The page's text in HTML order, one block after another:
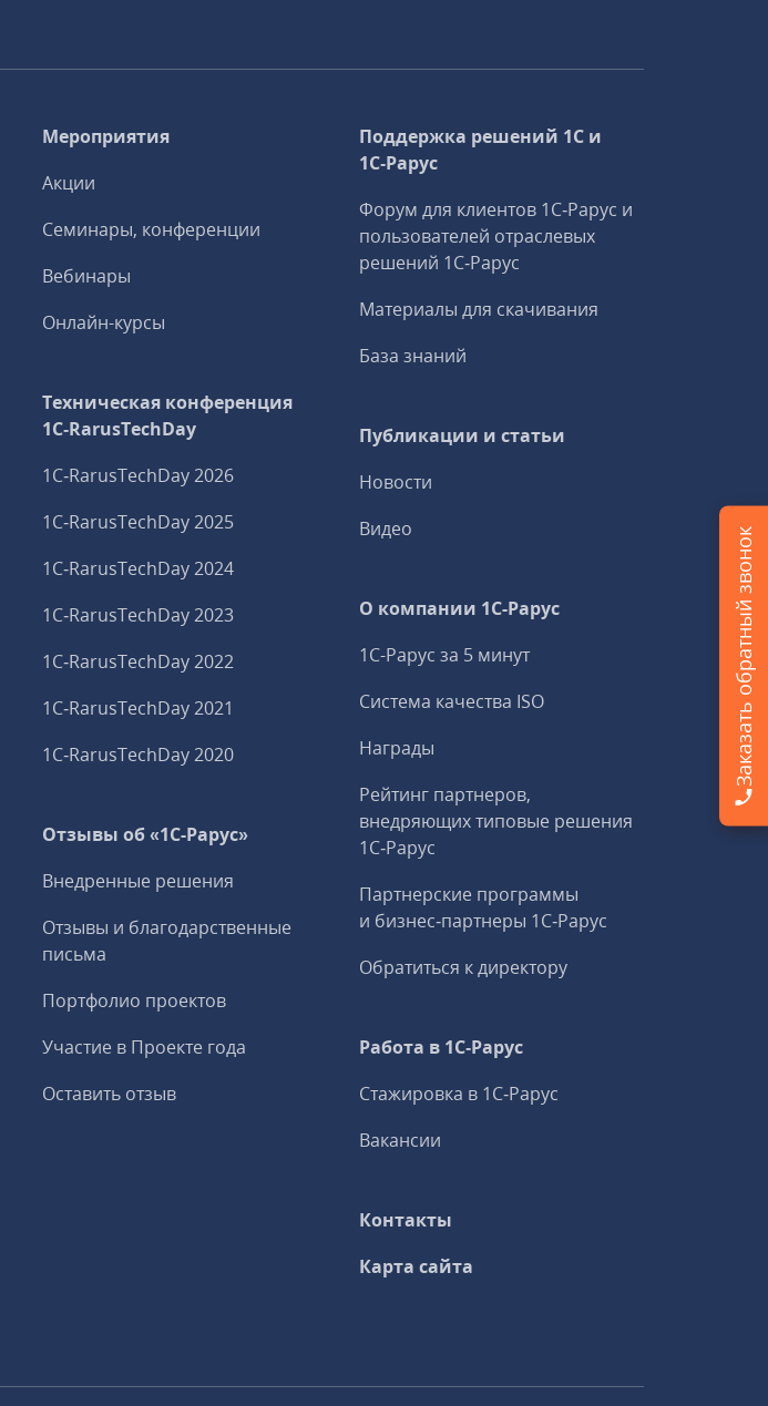
Мероприятия
Акции
Семинары, конференции
Вебинары
Онлайн-курсы
Техническая конференция
1C‑RarusTechDay
1C‑RarusTechDay 2026
1C‑RarusTechDay 2025
1C‑RarusTechDay 2024
1C‑RarusTechDay 2023
1C‑RarusTechDay 2022
1C‑RarusTechDay 2021
1C‑RarusTechDay 2020
Отзывы об «1С-Рарус»
Внедренные решения
Отзывы и благодарственные
письма
Портфолио проектов
Участие в Проекте года
Оставить отзыв
Поддержка решений 1С и
1С‑Рарус
Форум для клиентов 1С‑Рарус и
пользователей отраслевых
решений 1С‑Рарус
Материалы для скачивания
База знаний
Публикации и статьи
Новости
Видео
О компании 1C-Рарус
1С-Рарус за 5 минут
Система качества ISO
Награды
Рейтинг партнеров,
внедряющих типовые решения
1С‑Рарус
Партнерские программы
и бизнес‑партнеры 1С‑Рарус
Обратиться к директору
Работа в 1С‑Рарус
Стажировка в 1С‑Рарус
Вакансии
Контакты
Карта сайта
Заказать обратный звонок